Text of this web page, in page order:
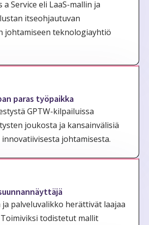
a Service eli LaaS-mallin ja
itseohjautuvan
johtamiseen teknologiayhtiö
paras työpaikka
GPTW-kilpailuissa
joukosta ja kansainvälisiä
johtamisesta.
ja palveluvalikko herättivät laajaa
todistetut mallit